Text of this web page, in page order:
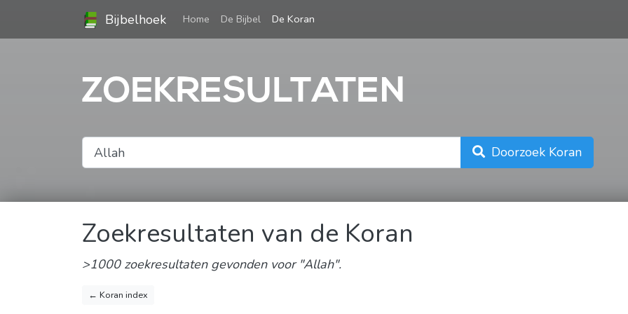
Bijbelhoek Home (current)
De Bijbel De Koran
ZOEKRESULTATEN
Doorzoek Koran
Zoekresultaten van de Koran
>1000 zoekresultaten gevonden voor "Allah".
← Koran index